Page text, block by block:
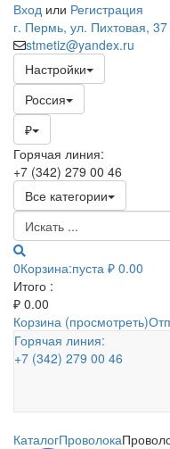
Вход или Регистрация
г. Пермь, ул. Пихтовая, 37
stmetiz@yandex.ru
Настройки
Россия
₽
Горячая линия:
+7 (342) 279 00 46
Все категории
0Корзина:пуста ₽ 0.00
Итого :
₽ 0.00
Корзина (просмотреть)
Горячая линия:
+7 (342) 279 00 46
КаталогПроволока